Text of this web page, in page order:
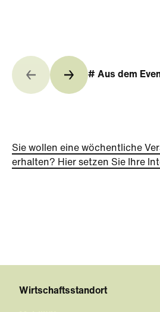
# Aus dem
Sie wollen eine wöchentliche
erhalten? Hier setzen Sie Ihre
Wirtschaftsstandort